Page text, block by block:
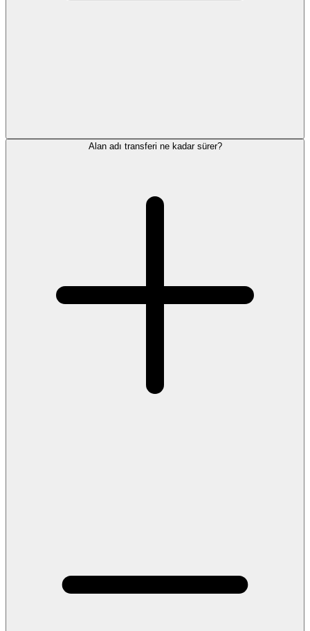
Alan adı transferi ne kadar sürer?